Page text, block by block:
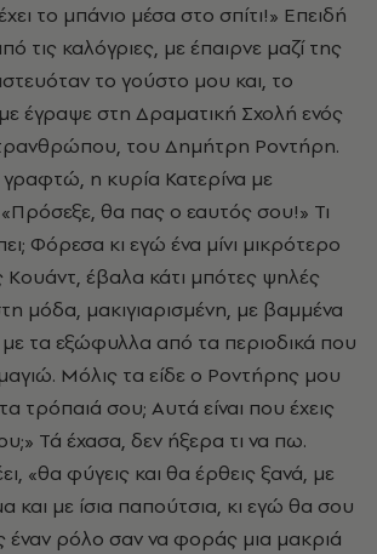
το μπάνιο μέσα στο σπίτι!» Επειδή
τις καλόγριες, με έπαιρνε μαζί της
το γούστο μου και, το
έγραψε στη Δραματική Σχολή ενός
του Δημήτρη Ροντήρη.
η κυρία Κατερίνα με
θα πας ο εαυτός σου!» Τι
Φόρεσα κι εγώ ένα μίνι μικρότερο
έβαλα κάτι μπότες ψηλές
μόδα, μακιγιαρισμένη, με βαμμένα
με τα εξώφυλλα από τα περιοδικά που
Μόλις τα είδε ο Ροντήρης μου
τρόπαιά σου; Αυτά είναι που έχεις
Τά έχασα, δεν ήξερα τι να πω.
«θα φύγεις και θα έρθεις ξανά, με
και με ίσια παπούτσια, κι εγώ θα σου
έναν ρόλο σαν να φοράς μια μακριά